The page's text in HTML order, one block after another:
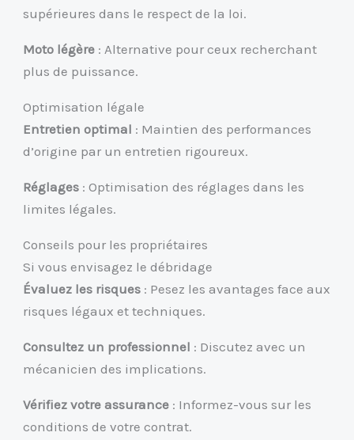
supérieures dans le respect de la loi.
Moto légère : Alternative pour ceux recherchant
plus de puissance.
Optimisation légale
Entretien optimal : Maintien des performances
d’origine par un entretien rigoureux.
Réglages : Optimisation des réglages dans les
limites légales.
Conseils pour les propriétaires
Si vous envisagez le débridage
Évaluez les risques : Pesez les avantages face aux
risques légaux et techniques.
Consultez un professionnel : Discutez avec un
mécanicien des implications.
Vérifiez votre assurance : Informez-vous sur les
conditions de votre contrat.